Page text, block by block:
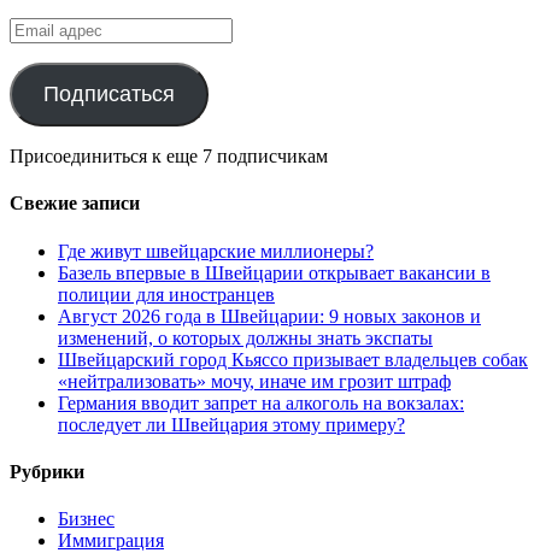
Email
адрес
Подписаться
Присоединиться к еще 7 подписчикам
Свежие записи
Где живут швейцарские миллионеры?
Базель впервые в Швейцарии открывает вакансии в
полиции для иностранцев
Август 2026 года в Швейцарии: 9 новых законов и
изменений, о которых должны знать экспаты
Швейцарский город Кьяссо призывает владельцев собак
«нейтрализовать» мочу, иначе им грозит штраф
Германия вводит запрет на алкоголь на вокзалах:
последует ли Швейцария этому примеру?
Рубрики
Бизнес
Иммиграция